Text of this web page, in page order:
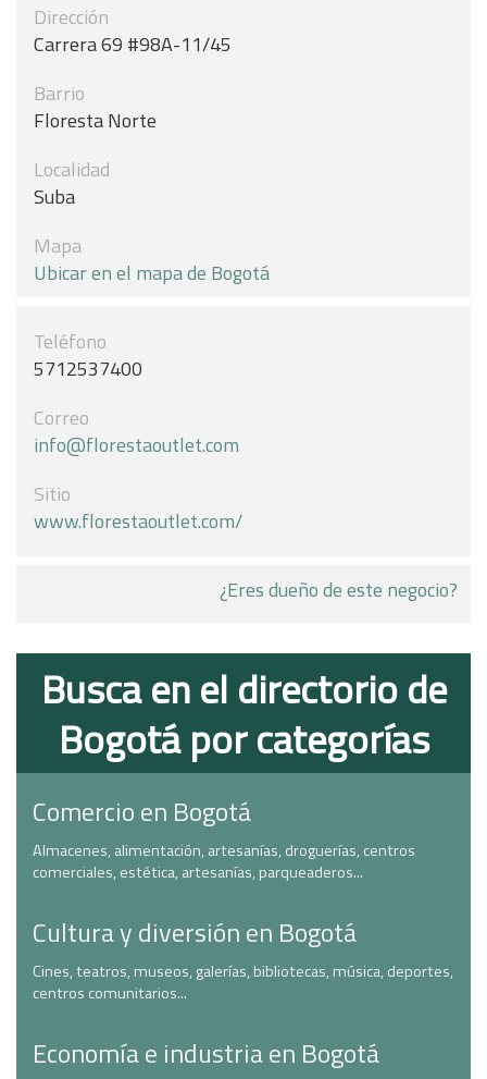
Dirección
Carrera 69 #98A-11/45
Barrio
Floresta Norte
Localidad
Suba
Mapa
Ubicar en el mapa de Bogotá
Teléfono
5712537400
Correo
info@florestaoutlet.com
Sitio
www.florestaoutlet.com/
¿Eres dueño de este negocio?
Busca en el directorio de
Bogotá por categorías
Comercio en Bogotá
Almacenes, alimentación, artesanías, droguerías, centros
comerciales, estética, artesanías, parqueaderos...
Cultura y diversión en Bogotá
Cines, teatros, museos, galerías, bibliotecas, música, deportes,
centros comunitarios...
Economía e industria en Bogotá